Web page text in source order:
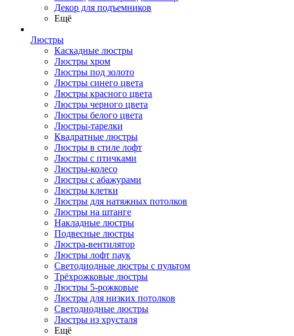
Декор для подъемников
Ещё
Люстры
Каскадные люстры
Люстры хром
Люстры под золото
Люстры синего цвета
Люстры красного цвета
Люстры черного цвета
Люстры белого цвета
Люстры-тарелки
Квадратные люстры
Люстры в стиле лофт
Люстры с птичками
Люстры-колесо
Люстры с абажурами
Люстры клетки
Люстры для натяжных потолков
Люстры на штанге
Накладные люстры
Подвесные люстры
Люстра-вентилятор
Люстры лофт паук
Светодиодные люстры с пультом
Трёхрожковые люстры
Люстры 5-рожковые
Люстры для низких потолков
Cветодиодные люстры
Люстры из хрусталя
Ещё